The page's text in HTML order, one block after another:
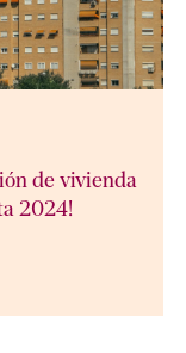
de vivienda
2024!